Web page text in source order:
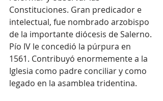
Constituciones. Gran predicador e
intelectual, fue nombrado arzobispo
de la importante diócesis de Salerno.
Pío IV le concedió la púrpura en
1561. Contribuyó enormemente a la
Iglesia como padre conciliar y como
legado en la asamblea tridentina.